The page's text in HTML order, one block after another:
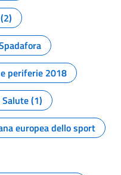
periferie 2018
(1)
europea dello sport